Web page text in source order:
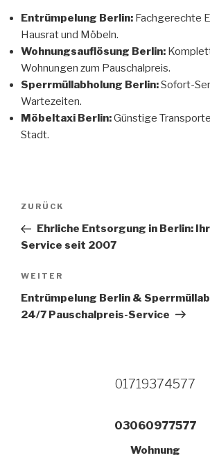
Entrümpelung Berlin: Fachgerechte
Hausrat und Möbeln.
Wohnungsauflösung Berlin:
Wohnungen zum Pauschalpreis.
Sperrmüllabholung Berlin:Sofort-
Wartezeiten.
Möbeltaxi Berlin:Günstige
Stadt.
Beitragsnavigation
Vorheriger
Beitrag
ZURÜCK
Ehrliche Entsorgung in Berlin:
Service seit 2007
Nächster
Beitrag
WEITER
Entrümpelung Berlin &
24/7 Pauschalpreis-Service
01719374577
03060977577
Wohnung